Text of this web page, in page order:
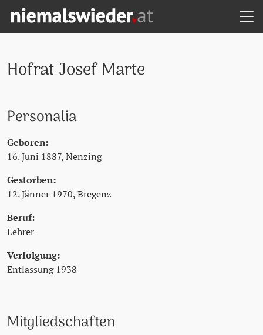
Zum Hauptinhalt springen
Zum Hauptmenü springen
Zu den Quicklinks springen
NIEMALS WIEDER! - STARTSEITE
Hofrat Josef Marte
Personalia
Geboren:
16. Juni 1887, Nenzing
Gestorben:
12. Jänner 1970, Bregenz
Beruf:
Lehrer
Verfolgung:
Entlassung 1938
Mitgliedschaften